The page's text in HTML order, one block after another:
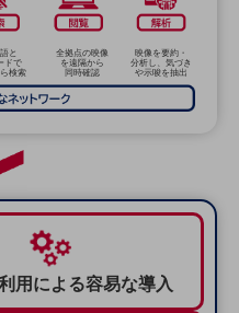
りはこちら
と
ドで
検索
全拠点の映像
を遠隔から
同時確認
映像を要約・
分析し、気づき
や示唆を抽出
用による容易な導入